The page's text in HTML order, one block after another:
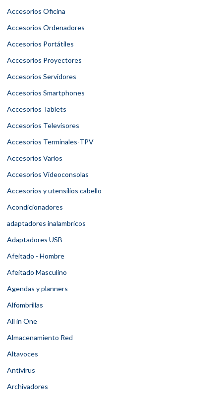
Accesorios Oficina
Accesorios Ordenadores
Accesorios Portátiles
Accesorios Proyectores
Accesorios Servidores
Accesorios Smartphones
Accesorios Tablets
Accesorios Televisores
Accesorios Terminales-TPV
Accesorios Varios
Accesorios Videoconsolas
Accesorios y utensilios cabello
Acondicionadores
adaptadores inalambricos
Adaptadores USB
Afeitado - Hombre
Afeitado Masculino
Agendas y planners
Alfombrillas
All in One
Almacenamiento Red
Altavoces
Antivirus
Archivadores